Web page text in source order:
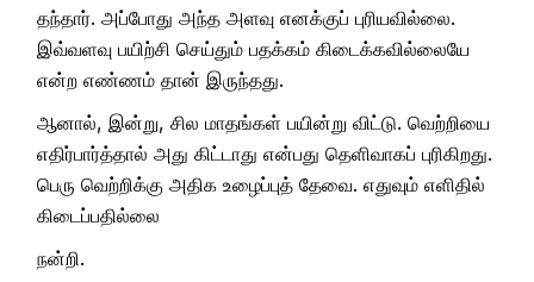
தந்தார். அப்போது அந்த அளவு எனக்குப் புரியவில்லை.
இவ்வளவு பயிற்சி செய்தும் பதக்கம் கிடைக்கவில்லையே
என்ற எண்ணம் தான் இருந்தது.
ஆனால், இன்று, சில மாதங்கள் பயின்று விட்டு. வெற்றியை
எதிர்பார்த்தால் அது கிட்டாது என்பது தெளிவாகப் புரிகிறது.
பெரு வெற்றிக்கு அதிக உழைப்புத் தேவை. எதுவும் எளிதில்
கிடைப்பதில்லை
நன்றி.